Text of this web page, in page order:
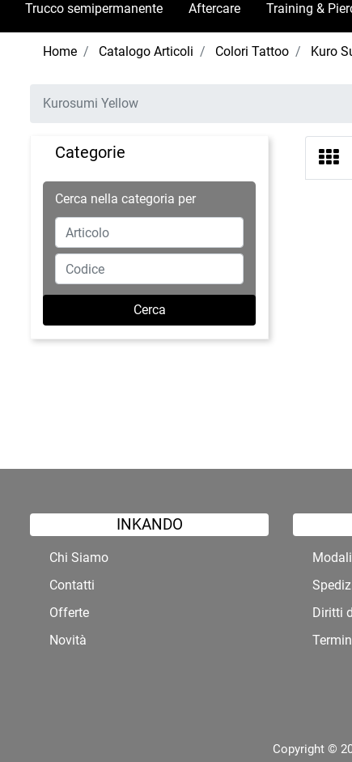
Trucco semipermanente Aftercare Training &
Home Catalogo Articoli Colori Tattoo Kuro
Kurosumi Yellow
Categorie
Cerca nella categoria per
INKANDO
Chi Siamo
Contatti
Offerte
Novità
Diritti
Copyright ©